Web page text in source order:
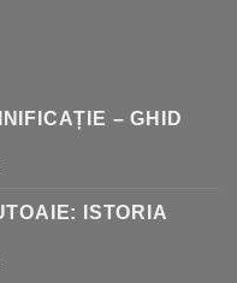
– GHID
VINIFICAȚIEISTORIA